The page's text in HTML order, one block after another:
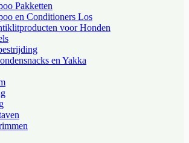
Pakketten
en Conditioners Los
voor Honden
en Yakka